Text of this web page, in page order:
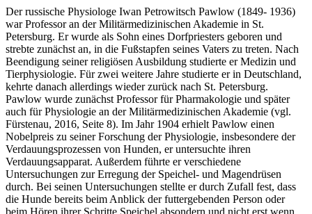
Der russische Physiologe Iwan Petrowitsch Pawlow (1849- 1936)
war Professor an der Militärmedizinischen Akademie in St.
Petersburg. Er wurde als Sohn eines Dorfpriesters geboren und
strebte zunächst an, in die Fußstapfen seines Vaters zu treten. Nach
Beendigung seiner religiösen Ausbildung studierte er Medizin und
Tierphysiologie. Für zwei weitere Jahre studierte er in Deutschland,
kehrte danach allerdings wieder zurück nach St. Petersburg.
Pawlow wurde zunächst Professor für Pharmakologie und später
auch für Physiologie an der Militärmedizinischen Akademie (vgl.
Fürstenau, 2016, Seite 8). Im Jahr 1904 erhielt Pawlow einen
Nobelpreis zu seiner Forschung der Physiologie, insbesondere der
Verdauungsprozessen von Hunden, er untersuchte ihren
Verdauungsapparat. Außerdem führte er verschiedene
Untersuchungen zur Erregung der Speichel- und Magendrüsen
durch. Bei seinen Untersuchungen stellte er durch Zufall fest, dass
die Hunde bereits beim Anblick der futtergebenden Person oder